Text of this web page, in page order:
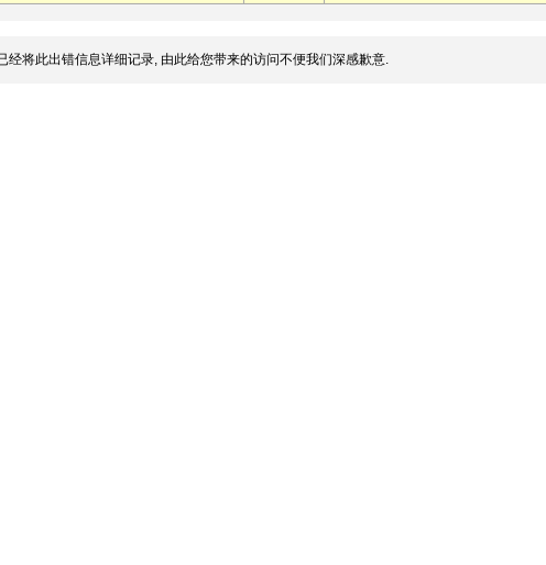
经将此出错信息详细记录, 由此给您带来的访问不便我们深感歉意.